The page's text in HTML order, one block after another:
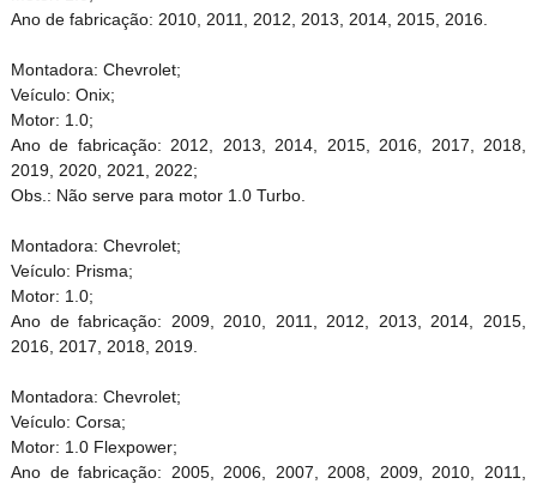
Ano de fabricação: 2010, 2011, 2012, 2013, 2014, 2015, 2016.
Montadora: Chevrolet;
Veículo: Onix;
Motor: 1.0;
Ano de fabricação: 2012, 2013, 2014, 2015, 2016, 2017, 2018,
2019, 2020, 2021, 2022;
Obs.: Não serve para motor 1.0 Turbo.
Montadora: Chevrolet;
Veículo: Prisma;
Motor: 1.0;
Ano de fabricação: 2009, 2010, 2011, 2012, 2013, 2014, 2015,
2016, 2017, 2018, 2019.
Montadora: Chevrolet;
Veículo: Corsa;
Motor: 1.0 Flexpower;
Ano de fabricação: 2005, 2006, 2007, 2008, 2009, 2010, 2011,